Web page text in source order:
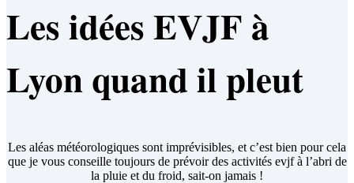
Les idées EVJF à
Lyon quand il pleut
Les aléas météorologiques sont imprévisibles, et c’est bien pour cela
que je vous conseille toujours de prévoir des activités evjf à l’abri de
la pluie et du froid, sait-on jamais !